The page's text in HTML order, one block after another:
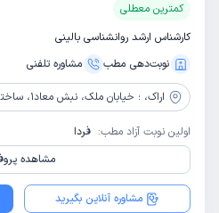
کمترین معطلی
کارشناس ارشد روانشناسی بالینی
نوبت‌دهی مطب
مشاوره‌ تلفنی
اراک، ؛ خیابان ملک، نبش معاد1، ساختمان آپادانا، نبش معاد1
اولین نوبت آزاد مطب: فردا
مشاهده
مشاوره آنلاین بگیرید